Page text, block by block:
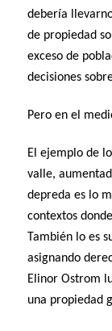
debería
de propiedad
exceso de
decisiones
Pero en el
El ejemplo de
valle,
depreda es lo
contextos
También lo es
asignando
Elinor Ostrom
una propiedad